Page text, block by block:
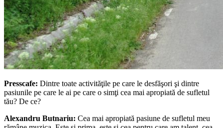
Presscafe: Dintre toate activităţile pe care le desfăşori şi dintre
pasiunile pe care le ai pe care o simţi cea mai apropiată de sufletul
tău? De ce?
Alexandru Butnariu: Cea mai apropiată pasiune de sufletul meu